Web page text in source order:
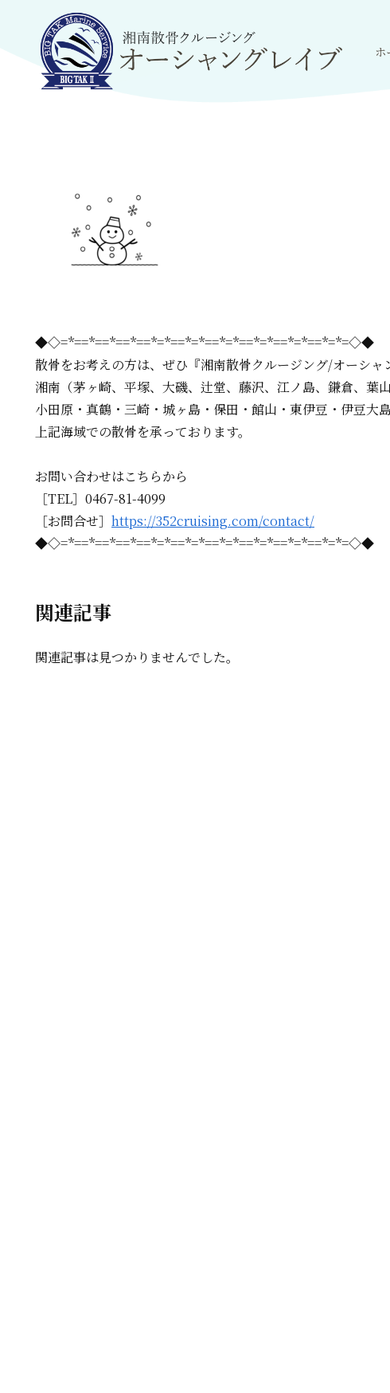
ホ
◆◇=*==*==*==*==*=*==*=*==*=*==*=*==*=*==*=*=◇◆
散骨をお考えの方は、 ぜひ『湘南散骨クルージング/オーシャ
湘南（茅ヶ崎、平塚、大磯、辻堂、藤沢、江ノ島、鎌倉、葉山
小田原・真鶴・三崎・城ヶ島・保田・館山・東伊豆・伊豆大
上記海域での散骨を承っております。
お問い合わせはこちらから
［TEL］0467-81-4099
［お問合せ］ https://352cruising.com/contact/
◆◇=*==*==*==*==*=*==*=*==*=*==*=*==*=*==*=*=◇◆
関連記事
関連記事は見つかりませんでした。